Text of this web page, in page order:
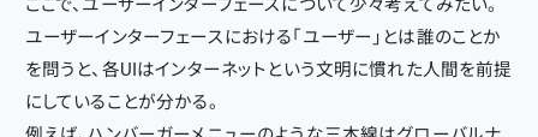
ここで、ユーザーインターフェースについて少々考えてみたい。
ユーザーインターフェースにおける「ユーザー」とは誰のことか
を問うと、各UIはインターネットという文明に慣れた人間を前提
にしていることが分かる。